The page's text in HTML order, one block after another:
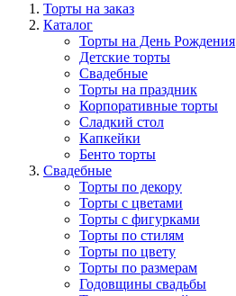
Торты на заказ
Каталог
Торты на День Рождения
Детские торты
Свадебные
Торты на праздник
Корпоративные торты
Сладкий стол
Капкейки
Бенто торты
Свадебные
Торты по декору
Торты с цветами
Торты с фигурками
Торты по стилям
Торты по цвету
Торты по размерам
Годовщины свадьбы